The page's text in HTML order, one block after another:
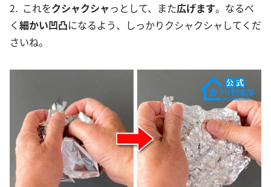
2. これをクシャクシャっとして、また広げます。なるべ
く細かい凹凸になるよう、しっかりクシャクシャしてくだ
さいね。